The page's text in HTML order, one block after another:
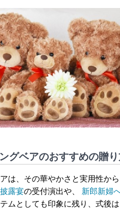
グベアのおすすめの贈
は、その華やかさと実用性か
露宴の受付演出や、 新郎新婦
ムとしても印象に残り、式後